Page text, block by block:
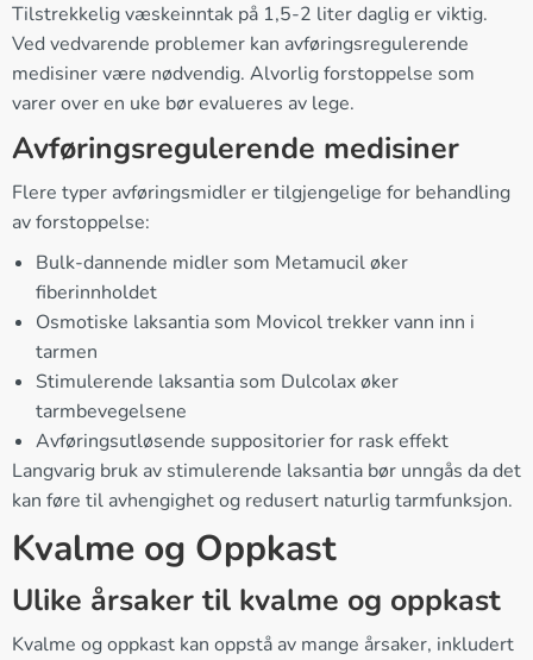
Tilstrekkelig væskeinntak på 1,5-2 liter daglig er viktig.
Ved vedvarende problemer kan avføringsregulerende
medisiner være nødvendig. Alvorlig forstoppelse som
varer over en uke bør evalueres av lege.
Avføringsregulerende medisiner
Flere typer avføringsmidler er tilgjengelige for behandling
av forstoppelse:
Bulk-dannende midler som Metamucil øker
fiberinnholdet
Osmotiske laksantia som Movicol trekker vann inn i
tarmen
Stimulerende laksantia som Dulcolax øker
tarmbevegelsene
Avføringsutløsende suppositorier for rask effekt
Langvarig bruk av stimulerende laksantia bør unngås da det
kan føre til avhengighet og redusert naturlig tarmfunksjon.
Kvalme og Oppkast
Ulike årsaker til kvalme og oppkast
Kvalme og oppkast kan oppstå av mange årsaker, inkludert